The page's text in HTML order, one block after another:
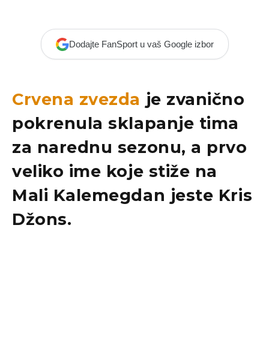
Dodajte FanSport u vaš Google izbor
Crvena zvezda je zvanično
pokrenula sklapanje tima
za narednu sezonu, a prvo
veliko ime koje stiže na
Mali Kalemegdan jeste Kris
Džons.